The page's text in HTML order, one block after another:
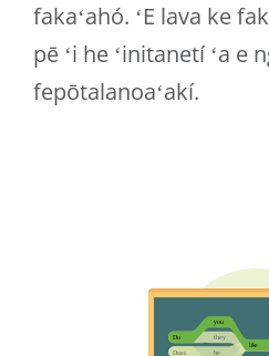
fakaʻahó. ʻE lava ke
pē ʻi he ʻinitanetí ʻa e
fepōtalanoaʻakí.